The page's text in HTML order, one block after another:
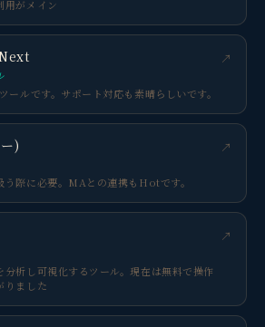
用がメイン
ールです。サポート対応も素晴らしいです。
↗
)
う際に必要。MAとの連携もHotです。
↗
分析し可視化するツール。現在は無料で操作
りました
↗